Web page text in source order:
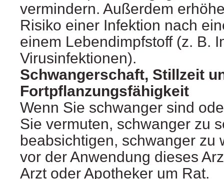
vermindern. Außerdem
Risiko einer Infektion nach
einem Lebendimpfstoff (z. B.
Virusinfektionen).
Schwangerschaft, Stillzeit
Fortpflanzungsfähigkeit
Wenn Sie schwanger sind
Sie vermuten, schwanger zu
beabsichtigen, schwanger zu
vor der Anwendung dieses
Arzt oder Apotheker um Rat.